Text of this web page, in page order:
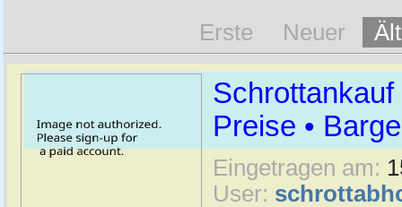
Erste Neuer
Schrottankauf
Preise •
Eingetragen am:
User: